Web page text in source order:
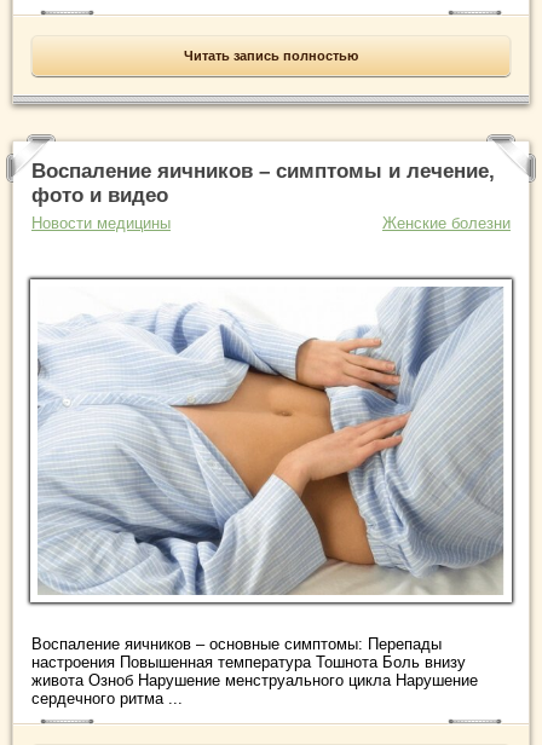
Читать запись полностью
Воспаление яичников – симптомы и лечение,
фото и видео
Новости медицины Женские болезни
Воспаление яичников – основные симптомы: Перепады
настроения Повышенная температура Тошнота Боль внизу
живота Озноб Нарушение менструального цикла Нарушение
сердечного ритма ...